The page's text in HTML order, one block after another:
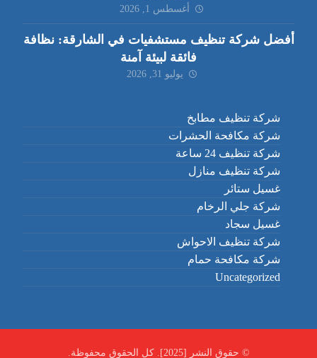
أغسطس 1, 2026
أفضل شركة تنظيف مستشفيات في الشارقة: نظافة
فائقة لبيئة آمنة
يوليو 31, 2026
شركة تنظيف مطابخ
شركة مكافحة الحشرات
شركة تنظيف 24 ساعة
شركة تنظيف منازل
غسيل ستائر
شركة جلي الرخام
غسيل سجاد
شركة تنظيف الاحواش
شركة مكافحة حمام
Uncategorized
© حقوق النشر [2025]. كل الحقوق محفوظة.